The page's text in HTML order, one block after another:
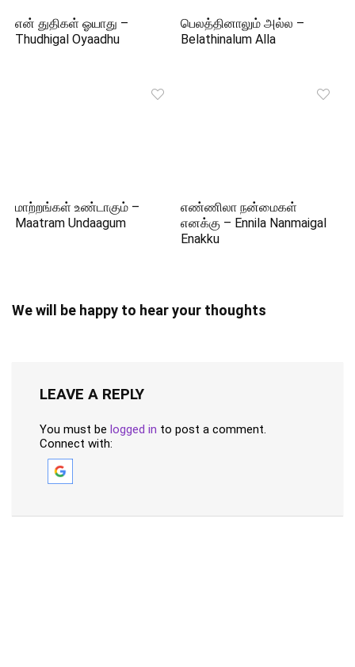
என் துதிகள் ஓயாது –
Thudhigal Oyaadhu
பெலத்தினாலும் அல்ல –
Belathinalum Alla
மாற்றங்கள் உண்டாகும் –
Maatram Undaagum
எண்ணிலா நன்மைகள்
எனக்கு – Ennila Nanmaigal
Enakku
We will be happy to hear your thoughts
LEAVE A REPLY
You must be logged in to post a comment.
Connect with: